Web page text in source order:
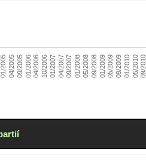
01/200504/200509/200501/200604/200610/200601/200704/200709/200701/200805/200809/200801/200905/200909/200901/201005/201009/